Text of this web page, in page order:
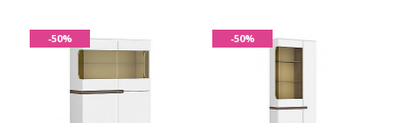
-50% -50%